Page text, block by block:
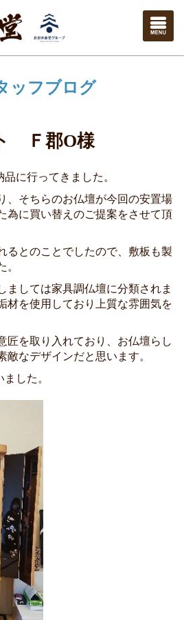
ッフブログ
Ｆ郡O様
に行ってきました。
、そちらのお仏壇が今回の安置場
為に買い替えのご提案をさせて頂
るとのことでしたので、敷板も製
。
ましては家具調仏壇に分類されま
材を使用しており上質な雰囲気を
匠を取り入れており、お仏壇らし
敵なデザインだと思います。
した。